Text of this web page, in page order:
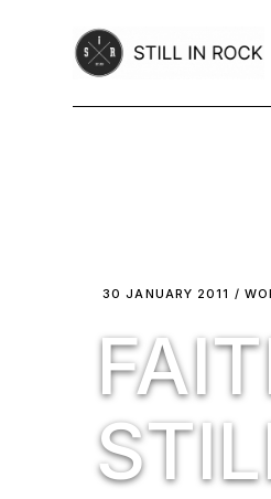
30 JANUARY 2011